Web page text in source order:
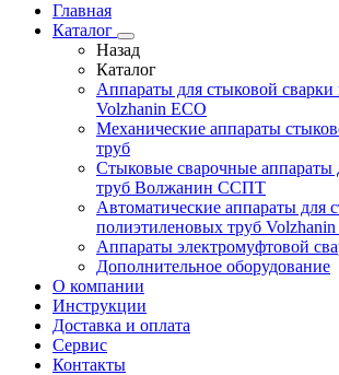
Главная
Каталог
Назад
Каталог
Аппараты для стыковой
Volzhanin ECO
Механические аппараты
труб
Стыковые сварочные аппараты
труб Волжанин ССПТ
Автоматические аппараты для
полиэтиленовых труб
Аппараты электромуфтовой
Дополнительное оборудование
О компании
Инструкции
Доставка и оплата
Сервис
Контакты